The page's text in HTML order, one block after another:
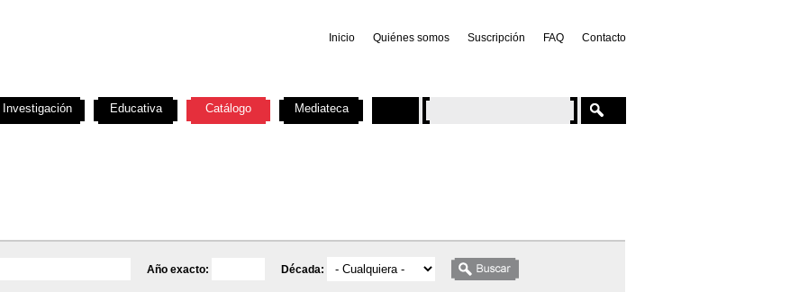
Inicio Quiénes somos Suscripción FAQ Contacto
Año exacto: Década:
Investigación Educativa Catálogo Mediateca